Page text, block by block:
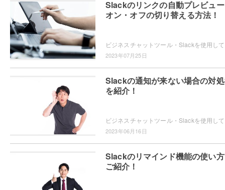
Slackのリンクの自動プレビュ
オン・オフの切り替える方法！
2023年07月25日
Slackの通知が来ない場合の対
を紹介！
2023年06月16日
Slackのリマインド機能の使い
ご紹介！